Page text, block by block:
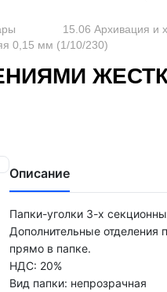
15.06 Архивация и
0,15 мм (1/10/230)
Описание
Папки-уголки 3-х
Дополнительные отделения
прямо в папке.
НДС: 20%
Вид папки: непрозрачная